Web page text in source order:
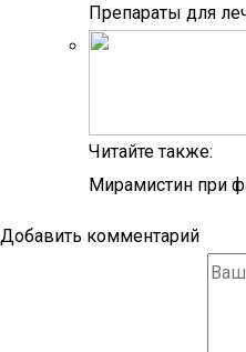
Препараты для
Читайте также:
Мирамистин при
Добавить комментарий